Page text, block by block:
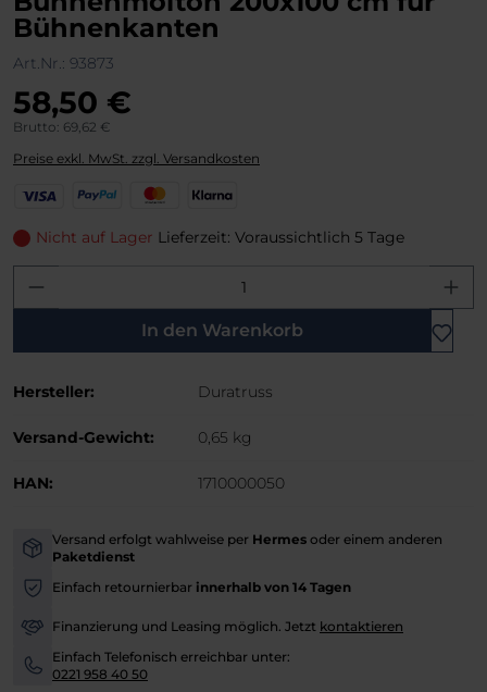
Bühnenkanten
Art.Nr.: 93873
58,50 €
Brutto: 69,62 €
Preise exkl. MwSt. zzgl. Versandkosten
s
P
y
l
s
r
a
K
a
a
Nicht auf Lager Lieferzeit: Voraussichtlich 5 Tage
Produkt Anzahl: Gib den
In den Warenkorb
Hersteller: Duratruss
Versand-Gewicht: 0,65 kg
HAN: 1710000050
-
Versand erfolgt wahlweise per Hermes oder einem anderen
Paketdienst
-
Einfach retournierbar innerhalb von 14 Tagen
-
Finanzierung und Leasing möglich. Jetzt kontaktieren
-
Einfach Telefonisch erreichbar unter:
0221 958 40 50